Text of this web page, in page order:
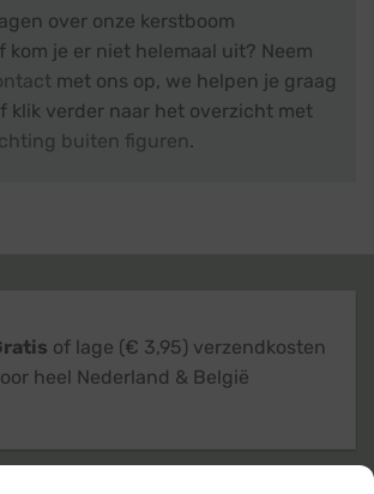
over onze kerstboom
je er niet helemaal uit? Neem
met ons op, we helpen je graag
klik verder naar het overzicht met
buiten figuren.
of lage (€ 3,95) verzendkosten
heel Nederland & België